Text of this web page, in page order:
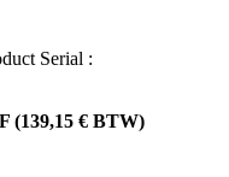
Serial :
(139,15 € BTW)